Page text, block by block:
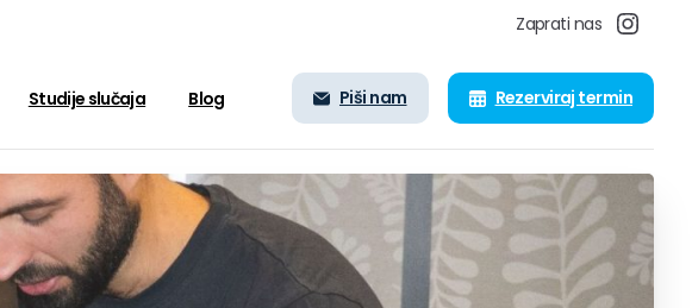
Zaprati nas
Studije slučaja Blog Piši nam Rezerviraj termin